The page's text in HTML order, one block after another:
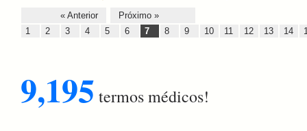
« Anterior
Próximo »
1
2 3 4 5 6 7 8 9 10 11 12 13 14
9,195 termos médicos!